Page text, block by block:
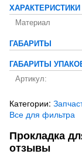
ХАРАКТЕРИСТИКИ
Материал
ГАБАРИТЫ
ГАБАРИТЫ
Артикул:
Категории:
Все для фильтра
Прокладка
отзывы